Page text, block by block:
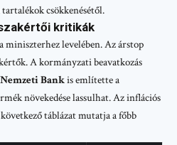
csökkenésétől.
kritikák
miniszterhez levelében. Az árstop
A kormányzati beavatkozás
Bankis említette a
növekedése lassulhat. Az inflációs
táblázat mutatja a főbb